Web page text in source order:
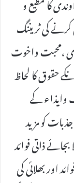
کرنے کی ٹریننگ
،محبت واخوت
حقوق کا لحاظ
وایذاء کے
کو مزید
ذاتی فوائد
اور بھلائی کی